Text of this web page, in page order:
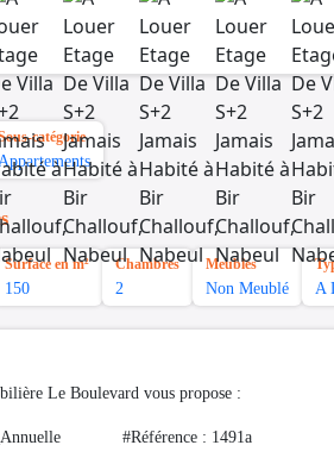
catégorie
Surface en m²
150
Chambres
2
Meubles
Non Meublé A
Le Boulevard vous propose :
#Référence : 1491a